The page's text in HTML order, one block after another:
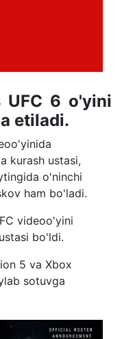
UFC 6 o'yini
etiladi.
kurash ustasi,
o'ninchi
ham bo'ladi.
videoo'yini
bo'ldi.
5 va Xbox
sotuvga